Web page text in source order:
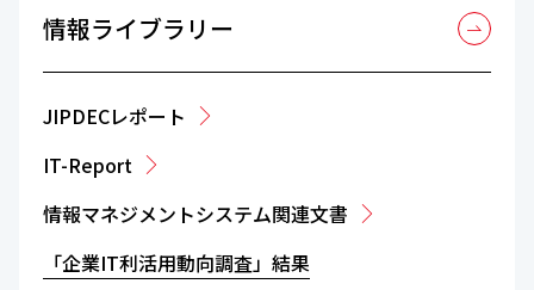
情報ライブラリー
JIPDECレポート
IT-Report
情報マネジメントシステム関連文書
「企業IT利活用動向調査」結果